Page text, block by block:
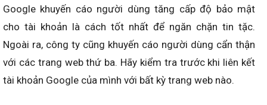
Google khuyến cáo người dùng tăng cấp độ bảo mật
cho tài khoản là cách tốt nhất để ngăn chặn tin tặc.
Ngoài ra, công ty cũng khuyến cáo người dùng cẩn thận
với các trang web thứ ba. Hãy kiểm tra trước khi liên kết
tài khoản Google của mình với bất kỳ trang web nào.